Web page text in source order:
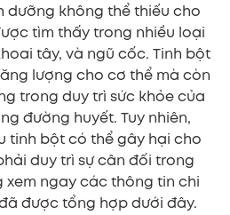
dưỡng không thể thiếu cho
tìm thấy trong nhiều loại
tây, và ngũ cốc. Tinh bột
lượng cho cơ thể mà còn
trong duy trì sức khỏe của
đường huyết. Tuy nhiên,
tinh bột có thể gây hại cho
duy trì sự cân đối trong
xem ngay các thông tin chi
được tổng hợp dưới đây.